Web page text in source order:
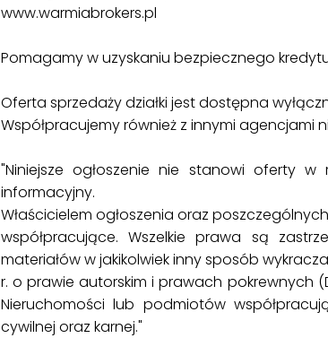
www.warmiabrokers.pl
Pomagamy w uzyskaniu bezpiecznego
Oferta sprzedaży działki jest dostępna
Współpracujemy również z innymi agencjami
"Niniejsze ogłoszenie nie stanowi oferty
informacyjny.
Właścicielem ogłoszenia oraz
współpracujące. Wszelkie prawa są
materiałów w jakikolwiek inny sposób
r. o prawie autorskim i prawach pokrewnych
Nieruchomości lub podmiotów
cywilnej oraz karnej."